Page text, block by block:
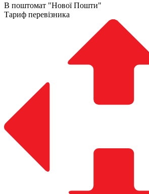
В поштомат "Нової Пошти"
Тариф перевізника